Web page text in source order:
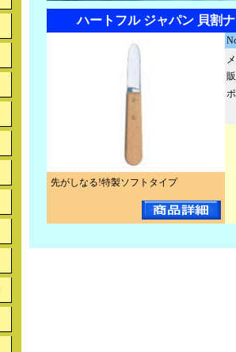
ハートフル ジャパン 貝割
先がしなる!特製ソフトタイプ